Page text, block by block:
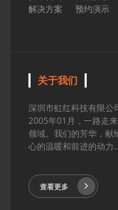
解决方案
预约演示
关于我们
深圳市虹红科技有限
2005年01月，一路走
领域。我们的芳华，献
心的温暖和前进的动力
查看更多